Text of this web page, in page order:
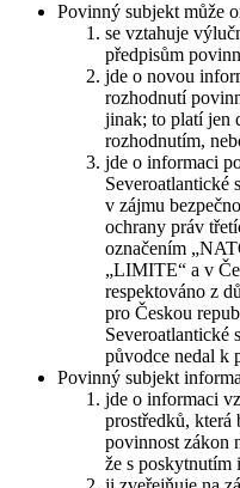
Povinný subjekt může
se vztahuje
předpisům
jde o novou
rozhodnutí
jinak; to platí jen
rozhodnutím,
jde o informaci
Severoatlantické
v zájmu
ochrany práv
označením
„LIMITE“ a v
respektováno z
pro Českou
Severoatlantické
původce nedal k
Povinný subjekt
jde o informaci
prostředků, která
povinnost zákon
že s poskytnutím